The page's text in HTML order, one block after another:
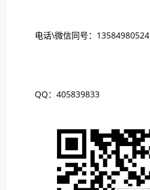
电话\微信同号：13584980524
QQ：405839833